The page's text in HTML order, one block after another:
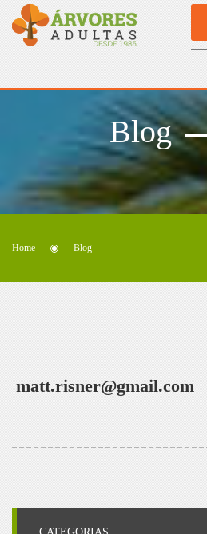
Blog
Home Blog
matt.risner@gmail.com